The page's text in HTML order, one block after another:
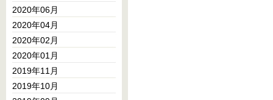
2020年06月
2020年04月
2020年02月
2020年01月
2019年11月
2019年10月